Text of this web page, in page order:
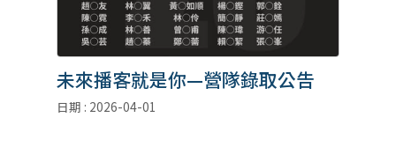
未來播客就是你—營隊錄取公告
日期 : 2026-04-01